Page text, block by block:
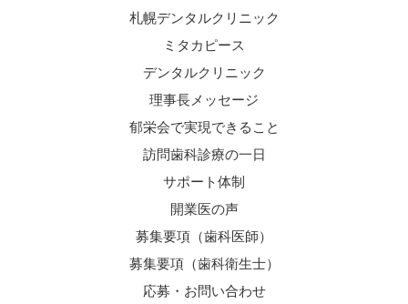
札幌デンタルクリニック
ミタカピース
デンタルクリニック
理事長メッセージ
郁栄会で実現できること
訪問歯科診療の一日
サポート体制
開業医の声
募集要項（歯科医師）
募集要項（歯科衛生士）
応募・お問い合わせ